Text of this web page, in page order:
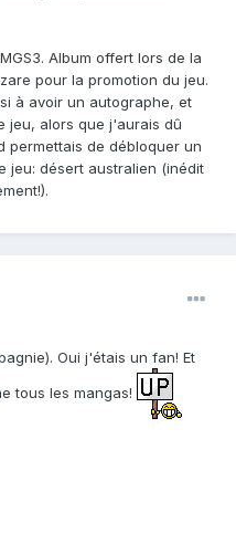
Album offert lors de la
pour la promotion du jeu.
à avoir un autographe, et
jeu, alors que j'aurais dû
permettais de débloquer un
jeu: désert australien (inédit
Oui j'étais un fan! Et
tous les mangas!